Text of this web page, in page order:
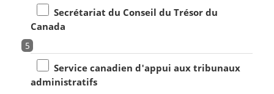
Secrétariat du Conseil du Trésor du
Canada
5
Service canadien d'appui aux tribunaux
administratifs